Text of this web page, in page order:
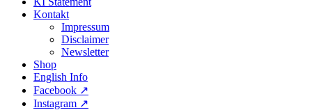
Kontakt
Impressum
Disclaimer
Newsletter
Shop
English Info
Facebook ↗︎
Instagram ↗︎